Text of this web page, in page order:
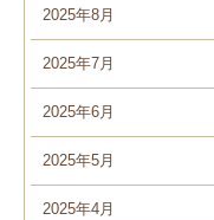
2025年8月
2025年7月
2025年6月
2025年5月
2025年4月